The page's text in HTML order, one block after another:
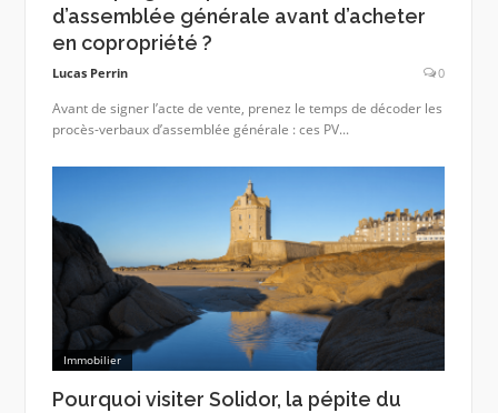
d’assemblée générale avant d’acheter
en copropriété ?
Lucas Perrin 0
Avant de signer l’acte de vente, prenez le temps de décoder les
procès-verbaux d’assemblée générale : ces PV...
Immobilier
Pourquoi visiter Solidor, la pépite du